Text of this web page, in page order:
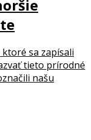
sa zapísali
tieto prírodné
našu